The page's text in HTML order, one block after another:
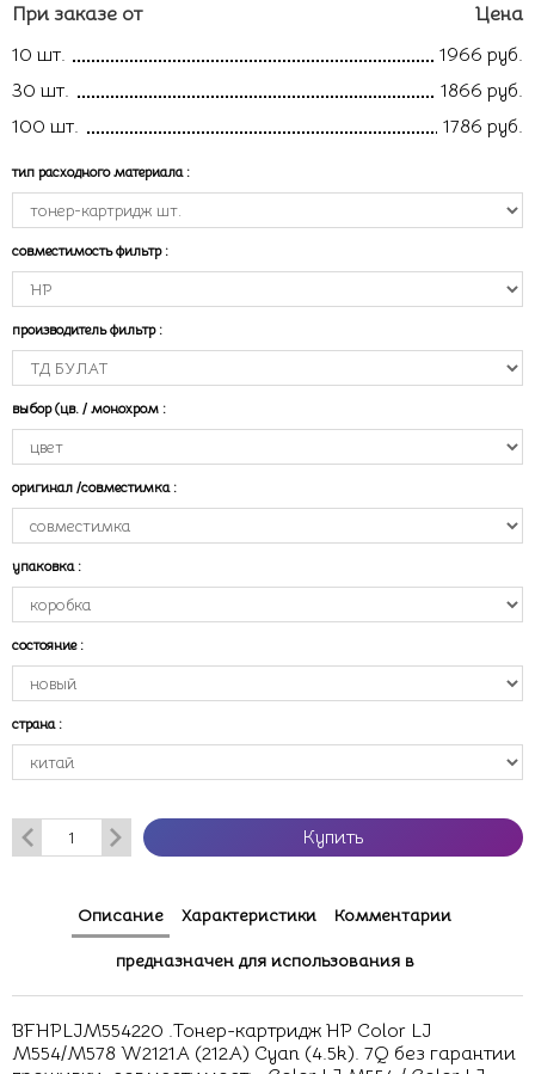
При заказе от
Цена
10 шт.
1966 руб.
30 шт.
1866 руб.
100 шт.
1786 руб.
тип расходного материала :
совместимость фильтр :
производитель фильтр :
выбор (цв. / монохром :
оригинал /совместимка :
упаковка :
состояние :
страна :
Купить
Описание Характеристики Комментарии
предназначен для использования в
BFHPLJM554220 .Тонер-картридж HP Color LJ
M554/M578 W2121A (212A) Cyan (4.5k). 7Q без гарантии